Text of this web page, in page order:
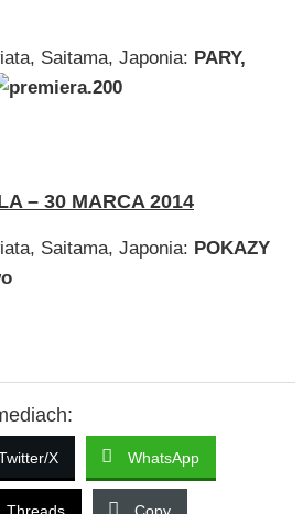
Saitama, Japonia: PARY,
– 30 MARCA 2014
Saitama, Japonia: POKAZY
X WhatsApp